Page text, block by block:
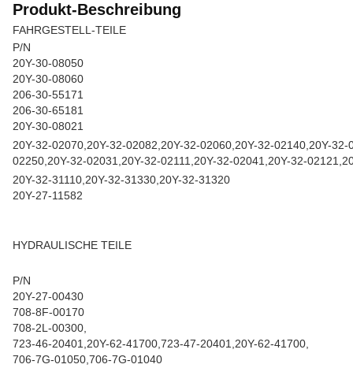
Produkt-Beschreibung
FAHRGESTELL-TEILE
P/N
20Y-30-08050
20Y-30-08060
206-30-55171
206-30-65181
20Y-30-08021
20Y-32-02070,20Y-32-02082,20Y-32-02060,20Y-32-02140,20Y-
02250,20Y-32-02031,20Y-32-02111,20Y-32-02041,20Y-32-
20Y-32-31110,20Y-32-31330,20Y-32-31320
20Y-27-11582
HYDRAULISCHE TEILE
P/N
20Y-27-00430
708-8F-00170
708-2L-00300,
723-46-20401,20Y-62-41700,723-47-20401,20Y-62-41700,
706-7G-01050,706-7G-01040